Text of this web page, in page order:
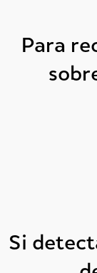
Para
Si